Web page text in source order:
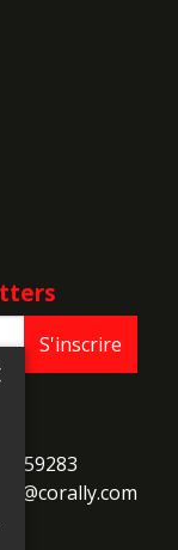
S'inscrire
259283